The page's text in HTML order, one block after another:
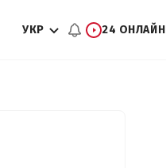
УКР 24 ОНЛАЙН